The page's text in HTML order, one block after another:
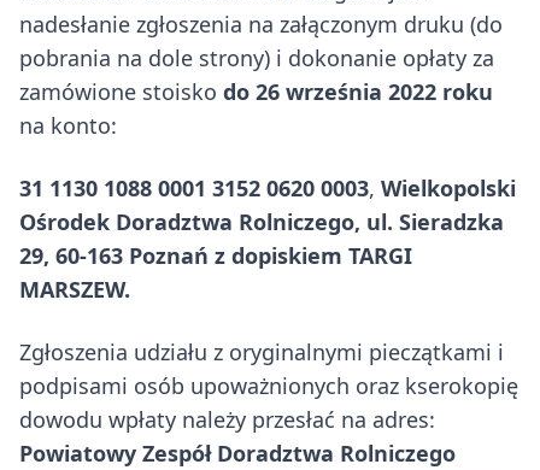
nadesłanie zgłoszenia na załączonym druku (do
pobrania na dole strony) i dokonanie opłaty za
zamówione stoisko do 26 września 2022 roku
na konto:
31 1130 1088 0001 3152 0620 0003, Wielkopolski
Ośrodek Doradztwa Rolniczego, ul. Sieradzka
29, 60-163 Poznań z dopiskiem TARGI
MARSZEW.
Zgłoszenia udziału z oryginalnymi pieczątkami i
podpisami osób upoważnionych oraz kserokopię
dowodu wpłaty należy przesłać na adres:
Powiatowy Zespół Doradztwa Rolniczego